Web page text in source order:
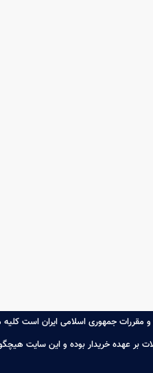
مقررات جمهوری اسلامی ایران است
بر عهده خریدار بوده و این سایت